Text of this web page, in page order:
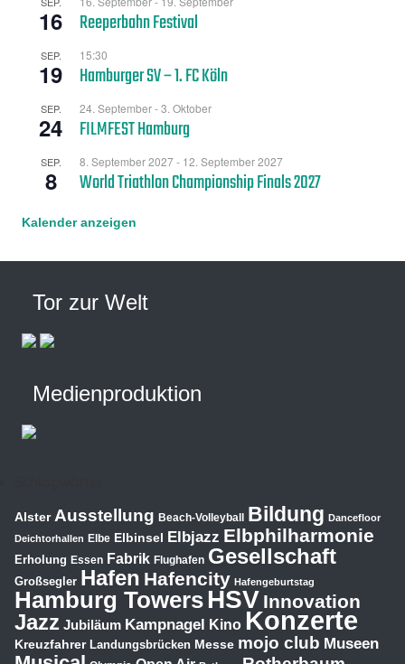
Tor zur Welt
Medienproduktion
16 Reeperbahn Festival
SEP.
19
15:30
Hamburger SV – 1. FC Köln
SEP.
24
24. September-3. Oktober
FILMFEST Hamburg
SEP.
8
8. September 2027- 12. September 2027
World Triathlon Championship Finals 2027
Kalender anzeigen
Alster Ausstellung Beach-Volleyball Bildung Dancefloor
Deichtorhallen Elbe Elbinsel Elbjazz Elbphilharmonie
Erholung Essen Fabrik Flughafen Gesellschaft
Großsegler Hafen Hafencity Hafengeburtstag
Hamburg TowersHSV Innovation
Jazz Jubiläum Kampnagel Kino Konzerte
Kreuzfahrer Landungsbrücken Messe mojo club Museen